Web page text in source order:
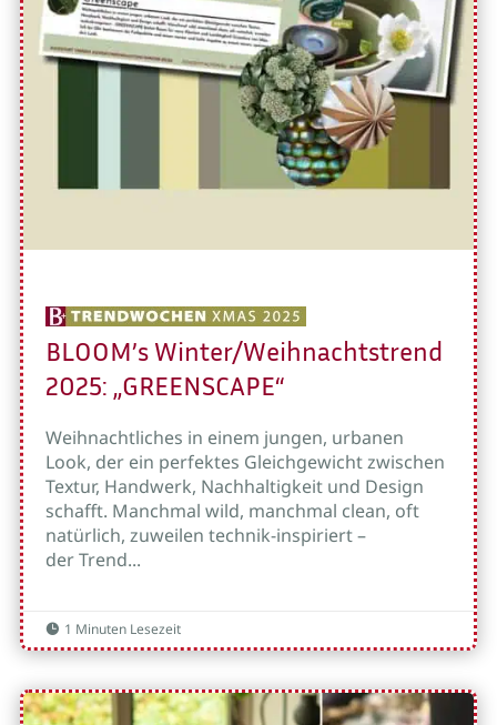
BLOOM’s Winter/Weihnachtstrend
2025: „GREENSCAPE“
Weihnachtliches in einem jungen, urbanen
Look, der ein perfektes Gleichgewicht zwischen
Textur, Handwerk, Nachhaltigkeit und Design
schafft. Manchmal wild, manchmal clean, oft
natürlich, zuweilen technik-inspiriert –
der Trend...
 1 Minuten Lesezeit